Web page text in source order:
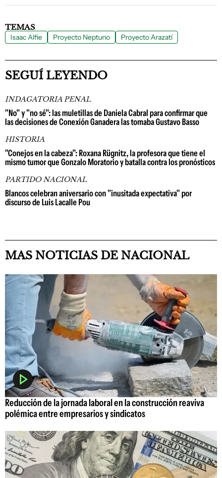
TEMAS
Isaac Alfie Proyecto Neptuno Proyecto Arazatí
SEGUÍ LEYENDO
INDAGATORIA PENAL
"No" y "no sé": las muletillas de Daniela Cabral para confirmar que
las decisiones de Conexión Ganadera las tomaba Gustavo Basso
HISTORIA
"Conejos en la cabeza": Roxana Rügnitz, la profesora que tiene el
mismo tumor que Gonzalo Moratorio y batalla contra los pronósticos
PARTIDO NACIONAL
Blancos celebran aniversario con "inusitada expectativa" por
discurso de Luis Lacalle Pou
MAS NOTICIAS DE NACIONAL
Reducción de la jornada laboral en la construcción reaviva
polémica entre empresarios y sindicatos